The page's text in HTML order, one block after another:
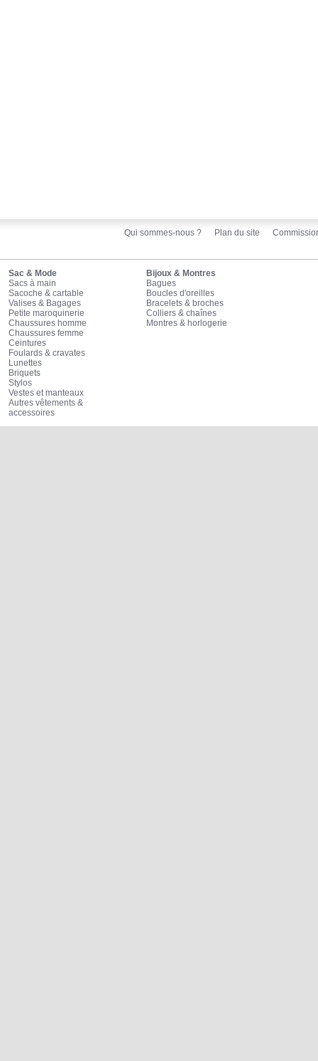
Qui sommes-nous ? Plan du site
Sac & Mode
Sacs à main
Sacoche & cartable
Valises & Bagages
Petite maroquinerie
Chaussures homme
Chaussures femme
Ceintures
Foulards & cravates
Lunettes
Briquets
Stylos
Vestes et manteaux
Autres vêtements &
accessoires
Bijoux & Montres
Bagues
Boucles d'oreilles
Bracelets & broches
Colliers & chaînes
Montres & horlogerie